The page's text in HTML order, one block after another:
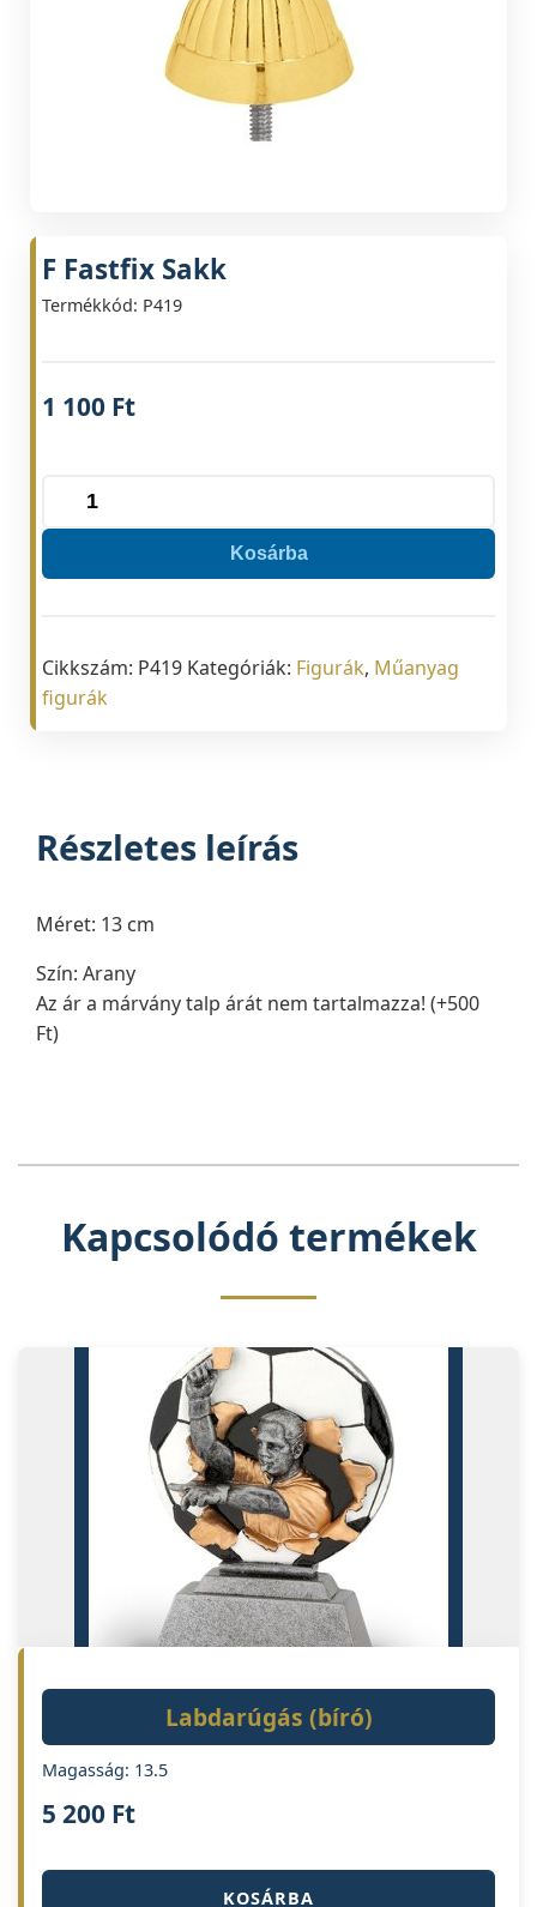
F Fastfix Sakk
Termékkód: P419
1 100 Ft
Fastfix
Kosárba
Cikkszám: P419 Kategóriák: Figurák, Műanyag
figurák
Részletes leírás
Méret: 13 cm
Szín: Arany
Az ár a márvány talp árát nem tartalmazza! (+500
Ft)
Kapcsolódó termékek
Labdarúgás (bíró)
Magasság: 13.5
5 200 Ft
KOSÁRBA